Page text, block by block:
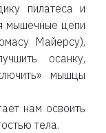
пилатеса и
мышечные цепи
Майерсу),
осанку,
мышцы
нам освоить
тела.